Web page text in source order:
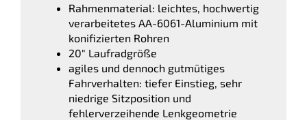
Rahmenmaterial: leichtes, hochwertig
verarbeitetes AA-6061-Aluminium mit
konifizierten Rohren
20″ Laufradgröße
agiles und dennoch gutmütiges
Fahrverhalten: tiefer Einstieg, sehr
niedrige Sitzposition und
fehlerverzeihende Lenkgeometrie